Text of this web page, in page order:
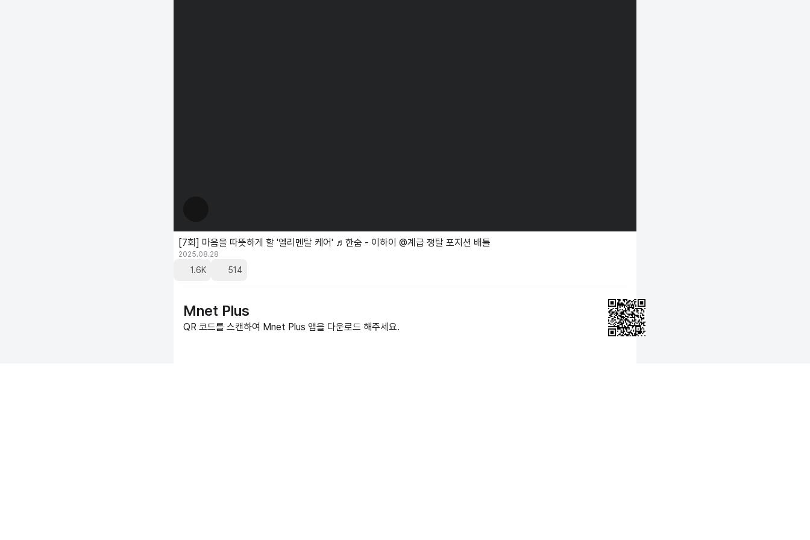
[7회] 마음을 따뜻하게 할 '엘리멘탈 케어' ♬한숨 - 이하이 @계급 쟁탈 포지션 배틀
2025.08.28
1.6K 514
Mnet Plus
QR 코드를 스캔하여 Mnet Plus 앱을 다운로드 해주세요.